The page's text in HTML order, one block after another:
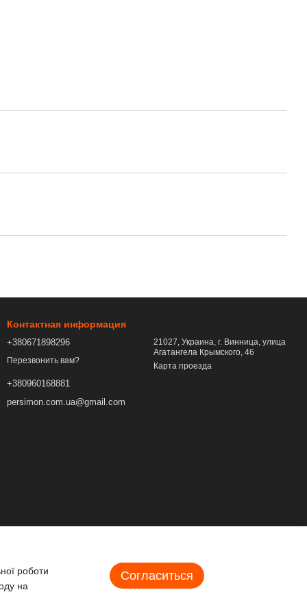
Контактная информация
+380671898296
Перезвонить вам?
+380960168881
persimon.com.ua@gmail.com
21027, Украина, г. Винница, улица
Агатангела Крымского, 46
Карта проезда
роботи
на
Согласиться